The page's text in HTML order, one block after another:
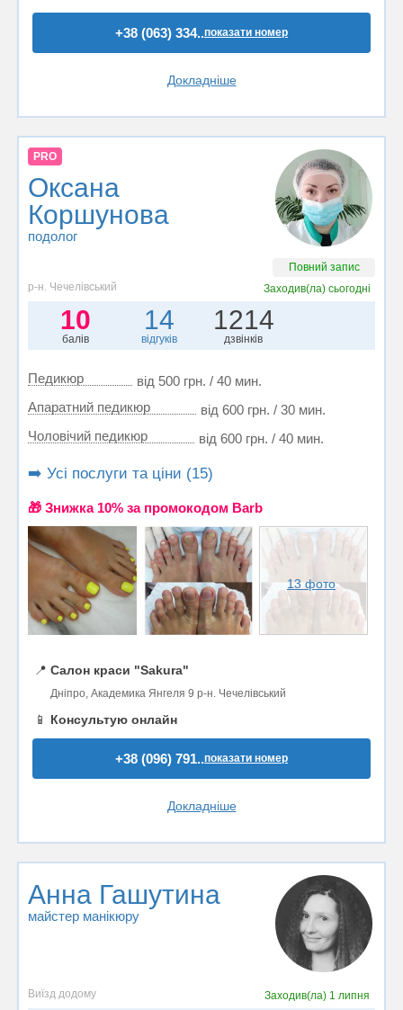
+38 (063) 334..показати номер
Докладніше
PRO
Оксана
Коршунова
подолог
Повний запис
р-н. Чечелівський
Заходив(ла)сьогодні
10
балів
14
відгуків
1214
дзвінків
Педикюр
від 500 грн. / 40 мин.
Апаратний педикюр
від 600 грн. / 30 мин.
Чоловічий педикюр
від 600 грн. / 40 мин.
➡️ Усі послуги та ціни (15)
🎁 Знижка 10% за промокодом Barb
13 фото
📍 Салон краси "Sakura"
Дніпро, Академика Янгеля 9 р-н. Чечелівський
📱 Консультую онлайн
+38 (096) 791..показати номер
Докладніше
Анна Гашутина
майстер манікюру
Виїзд додому Заходив(ла) 1 липня